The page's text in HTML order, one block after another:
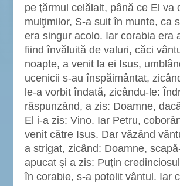
pe ţărmul celălalt, până ce El va
mulţimilor, S-a suit în munte, ca
era singur acolo. Iar corabia era
fiind învăluită de valuri, căci
noapte, a venit la ei Isus,
ucenicii s-au înspăimântat,
le-a vorbit îndată, zicându-le:
răspunzând, a zis: Doamne,
El i-a zis: Vino. Iar Petru,
venit către Isus. Dar văzând
a strigat, zicând: Doamne,
apucat şi a zis: Puţin
în corabie, s-a potolit vântul. Iar